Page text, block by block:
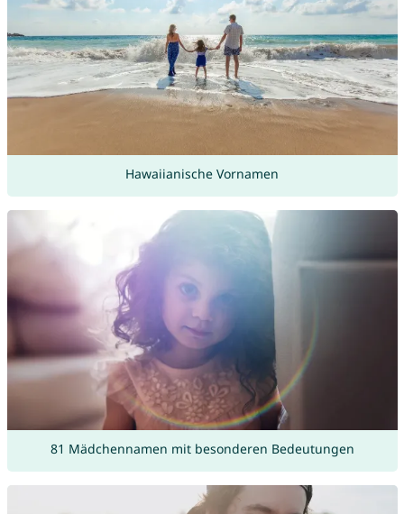
Hawaiianische Vornamen
81 Mädchennamen mit besonderen Bedeutungen